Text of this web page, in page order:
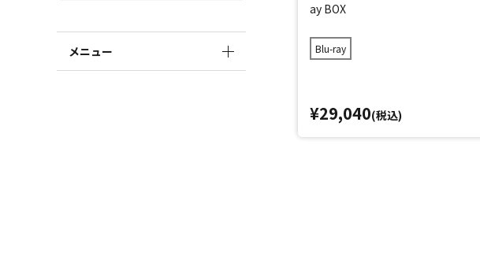
メニュー
ay BOX
Blu-ray
¥29,040(税込)